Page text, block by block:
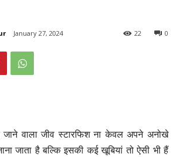
January 27, 2024 0
22
जाने वाला जीव स्टारफिश ना केवल अपने अनोखे
जाता है बल्कि इसकी कई खूबियां तो ऐसी भी हैं